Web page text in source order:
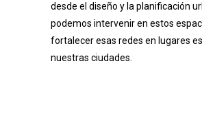
desde el diseño y la planificación
podemos intervenir en estos
fortalecer esas redes en lugares
nuestras ciudades.